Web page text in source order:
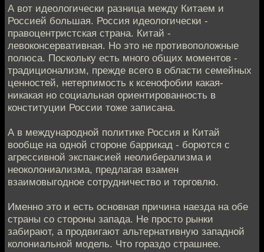
А вот идеологически разница между Китаем и
Россией большая. Россия идеологически -
правоцентристская страна. Китай -
левоконсервативная. Но это не противоположные
полюса. Поскольку есть много общих моментов -
традиционализм, прежде всего в области семейных
ценностей, нетерпимость к ксенофобии какая-
никакая но социальная ориентированность в
конституции России тоже записана.
А в международной политике Россия и Китай
вообще на одной стороне баррикад - борются с
агрессивной экспансией неолиберализма и
неоколониализма, предлагая взамен
взаимовыгодное сотрудничество и торговлю.
Именно это и есть основная причина наезда на обе
страны со стороны запада. Не просто рынки
забирают, а продвигают альтернативную западной
колониальной модель. Что гораздо страшнее.